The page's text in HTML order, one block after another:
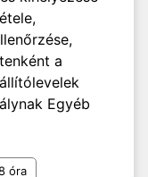
a
Egyéb
óra